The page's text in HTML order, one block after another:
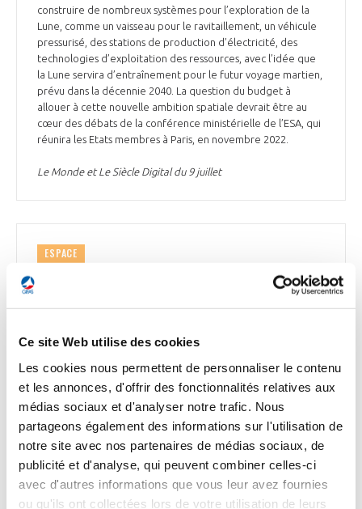
Ce site Web utilise des cookies
Les cookies nous permettent de personnaliser le contenu
et les annonces, d'offrir des fonctionnalités relatives aux
médias sociaux et d'analyser notre trafic. Nous
partageons également des informations sur l'utilisation de
notre site avec nos partenaires de médias sociaux, de
publicité et d'analyse, qui peuvent combiner celles-ci
avec d'autres informations que vous leur avez fournies
ou qu'ils ont collectées lors de votre utilisation de leurs
construire de nombreux systèmes pour l’exploration de la
Lune, comme un vaisseau pour le ravitaillement, un véhicule
pressurisé, des stations de production d’électricité, des
technologies d’exploitation des ressources, avec l’idée que
la Lune servira d’entraînement pour le futur voyage martien,
prévu dans la décennie 2040. La question du budget à
allouer à cette nouvelle ambition spatiale devrait être au
cœur des débats de la conférence ministérielle de l’ESA, qui
réunira les Etats membres à Paris, en novembre 2022.
Le Monde et Le Siècle Digital du 9 juillet
ESPACE
premières Assises du NewSpace. L'événement a donné à voir
années, il y a eu en moyenne la création de 15 nouvelles
sociétés par an », recense Murielle Lafaye, sous-directrice de
l'observatoire du spatial au CNES, qui a dévoilé une
des domaines variés : les systèmes satellitaires, les
opérations orbitales et extra-orbitales, les lanceurs et
services associés, la logistique en orbite, les sous-systèmes
de bord, etc. Les startups ont décidé d'unir leurs forces au
sein d'un collectif baptisé Alliance NewSpace France. Les